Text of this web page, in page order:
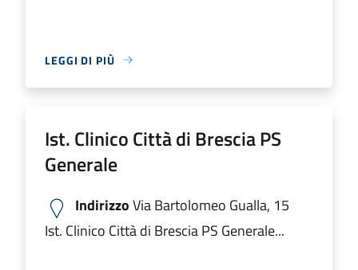
LEGGI DI PIÙ
Ist. Clinico Città di Brescia PS
Generale
IndirizzoVia Bartolomeo Gualla, 15
Ist. Clinico Città di Brescia PS Generale...